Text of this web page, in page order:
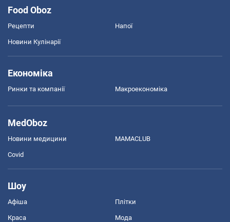
Food Oboz
Рецепти Напої
Новини Кулінарії
Економіка
Ринки та компанії Макроекономіка
MedOboz
Новини медицини MAMACLUB
Covid
Шоу
Афіша Плітки
Краса Мода